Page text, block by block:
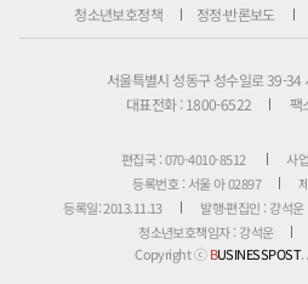
청소년보호정책 정정·반론보도
서울특별시 성동구 성수일로 39-
대표전화 : 1800-6522
팩
편집국 : 070-4010-8512
사
등록번호 : 서울 아 02897
등록일: 2013.11.13
발행·편집인 : 강석운
청소년보호책임자 : 강석운
Copyright ⓒBUSINESSPOST.